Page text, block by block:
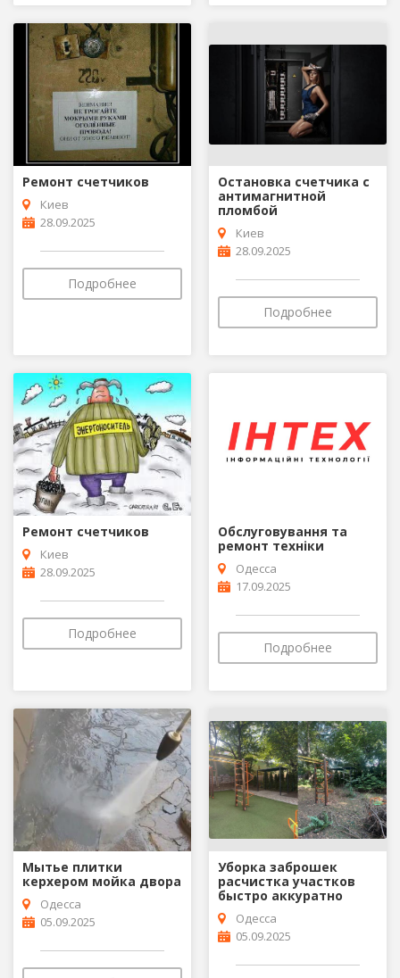
Ремонт счетчиков
Киев
28.09.2025
Подробнее
Остановка счетчика с
антимагнитной
пломбой
Киев
28.09.2025
Подробнее
Ремонт счетчиков
Киев
28.09.2025
Подробнее
Обслуговування та
ремонт техніки
Одесса
17.09.2025
Подробнее
Мытье плитки
керхером мойка двора
Одесса
05.09.2025
Уборка заброшек
расчистка участков
быстро аккуратно
Одесса
05.09.2025